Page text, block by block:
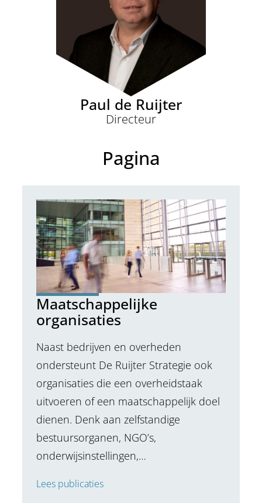
Paul de Ruijter
Directeur
Pagina
Maatschappelijke
organisaties
Naast bedrijven en overheden
ondersteunt De Ruijter Strategie ook
organisaties die een overheidstaak
uitvoeren of een maatschappelijk doel
dienen. Denk aan zelfstandige
bestuursorganen, NGO’s,
onderwijsinstellingen,…
Lees publicaties